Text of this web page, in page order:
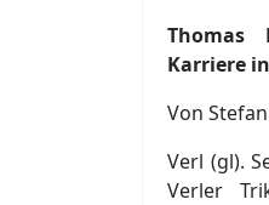
Thomas
Karriere
Von
Verl (gl).
Verler